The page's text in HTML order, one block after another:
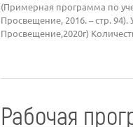
(Примерная программа по
Просвещение, 2016. – стр.
Просвещение,2020г)
Рабочая